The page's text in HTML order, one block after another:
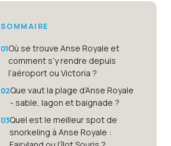
SOMMAIRE
Où se trouve Anse Royale et
comment s’y rendre depuis
l’aéroport ou Victoria ?
Que vaut la plage d’Anse Royale
- sable, lagon et baignade ?
Quel est le meilleur spot de
snorkeling à Anse Royale :